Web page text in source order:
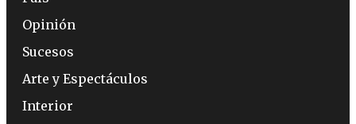
Opinión
Sucesos
Arte y Espectáculos
Interior